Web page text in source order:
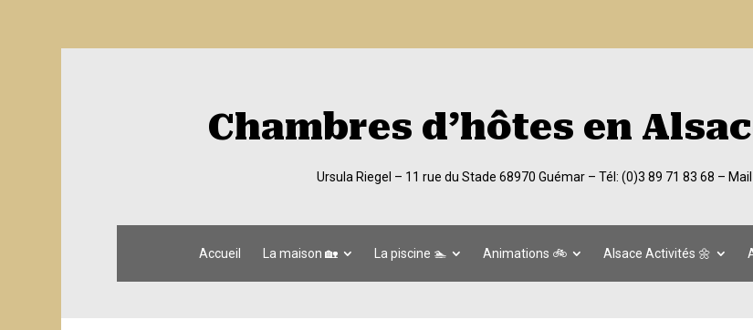
Chambres d’hôtes en
Ursula Riegel – 11 rue du Stade 68970 Guémar – Tél: (0)3 89 71 83 68 – Mail
Accueil La maison 🏡 La piscine 🏊 Animations 🚲 Alsace Activités 🌼